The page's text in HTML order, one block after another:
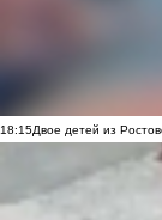
18:15Двое детей из